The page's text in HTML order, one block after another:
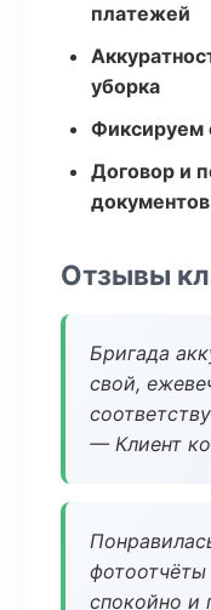
платежей
уборка
Фиксируем
Договор и
документов
Отзывы
Бригада
свой,
— Клиент
фотоотчёты
спокойно и